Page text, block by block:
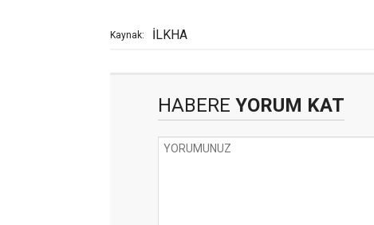
Kaynak: İLKHA
HABERE YORUM KAT